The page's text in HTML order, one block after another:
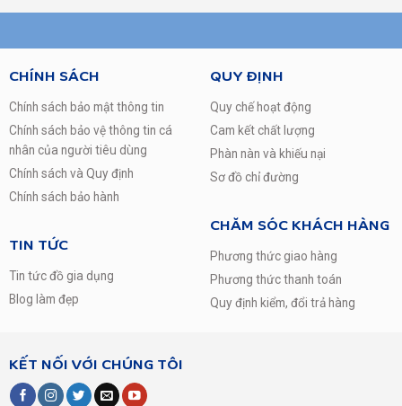
Là một sản phẩm hữu dụng trong phòng tắm hiện đại, bình
những ngày đông lạnh giá, mà còn đem đến sự thư thái,
sảng khoái sau cả ngày dài đầy vất vả.
được kiểm soát nghiêm ngặt bởi đội ngũ kỹ thuật dưới sự
hướng dẫn của chuyên gia Hàn Quốc. Sản phẩm đề cao
tính AN TOÀN và BỀN BỈ, hướng tới mục tiêu hoàn thiện và
nâng cao tiện nghi cuộc sống người Việt.
CHÍNH SÁCH
Chính sách bảo mật thông tin
Chính sách bảo vệ thông tin cá
nhân của người tiêu dùng
Chính sách và Quy định
Chính sách bảo hành
TIN TỨC
Tin tức đồ gia dụng
Blog làm đẹp
QUY ĐỊNH
Quy chế hoạt động
Cam kết chất lượng
Phàn nàn và khiếu nại
Sơ đồ chỉ đường
CHĂM SÓC KHÁCH HÀNG
Phương thức giao hàng
Phương thức thanh toán
Quy định kiểm, đổi trả hàng
KẾT NỐI VỚI CHÚNG TÔI